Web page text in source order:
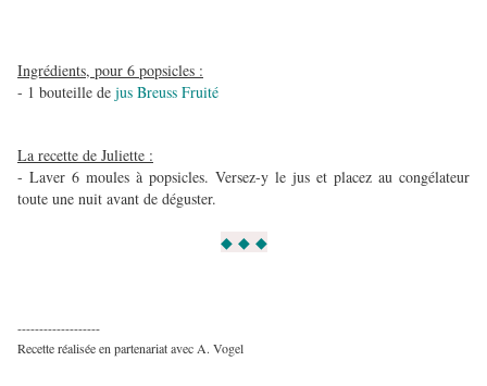
Ingrédients, pour 6 popsicles :
- 1 bouteille de jus Breuss Fruité
La recette de Juliette :
- Laver 6 moules à popsicles. Versez-y le jus et placez au congélateur
toute une nuit avant de déguster.
◆ ◆ ◆
-------------------
Recette réalisée en partenariat avec A. Vogel